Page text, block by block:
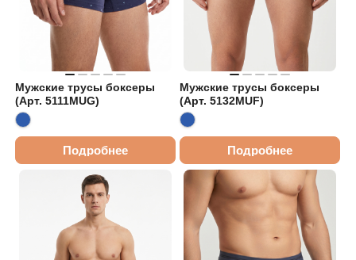
Мужские трусы боксеры
(Арт. 5111MUG)
Подробнее
Мужские трусы боксеры
(Арт. 5132MUF)
Подробнее